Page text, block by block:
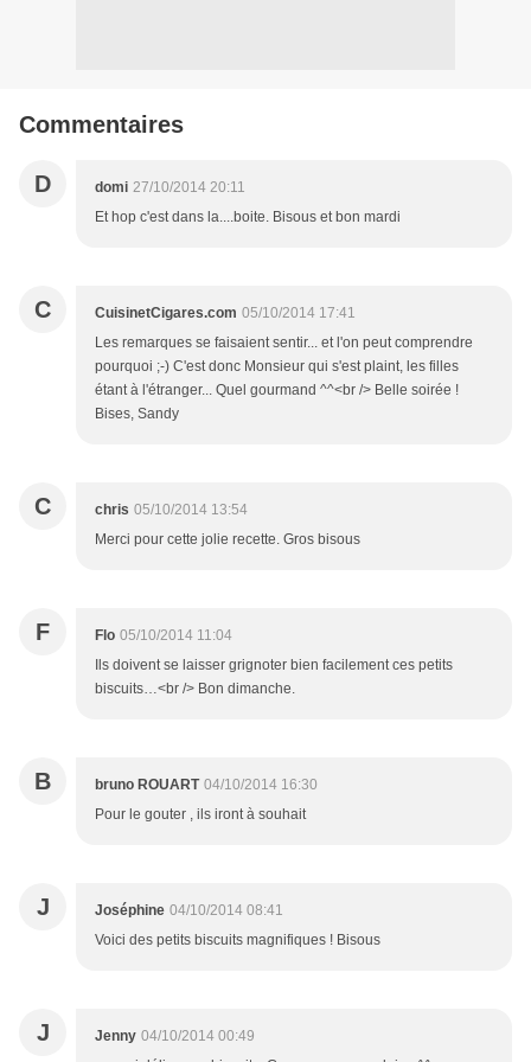
Commentaires
D domi 27/10/2014 20:11
Et hop c'est dans la....boite. Bisous et bon mardi
C CuisinetCigares.com 05/10/2014 17:41
Les remarques se faisaient sentir... et l'on peut comprendre
pourquoi ;-) C'est donc Monsieur qui s'est plaint, les filles
étant à l'étranger... Quel gourmand ^^<br /> Belle soirée !
Bises, Sandy
C chris 05/10/2014 13:54
Merci pour cette jolie recette. Gros bisous
F Flo 05/10/2014 11:04
Ils doivent se laisser grignoter bien facilement ces petits
biscuits…<br /> Bon dimanche.
B bruno ROUART 04/10/2014 16:30
Pour le gouter , ils iront à souhait
J Joséphine 04/10/2014 08:41
Voici des petits biscuits magnifiques ! Bisous
J Jenny 04/10/2014 00:49